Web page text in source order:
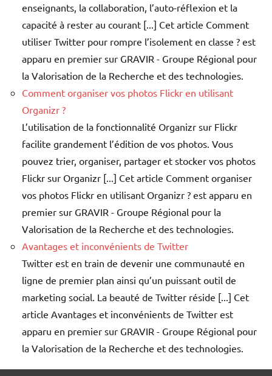
enseignants, la collaboration, l’auto-réflexion et la
capacité à rester au courant [...] Cet article Comment
utiliser Twitter pour rompre l’isolement en classe ? est
apparu en premier sur GRAVIR - Groupe Régional pour
la Valorisation de la Recherche et des technologies.
Comment organiser vos photos Flickr en utilisant
Organizr ?
L’utilisation de la fonctionnalité Organizr sur Flickr
facilite grandement l’édition de vos photos. Vous
pouvez trier, organiser, partager et stocker vos photos
Flickr sur Organizr [...] Cet article Comment organiser
vos photos Flickr en utilisant Organizr ? est apparu en
premier sur GRAVIR - Groupe Régional pour la
Valorisation de la Recherche et des technologies.
Avantages et inconvénients de Twitter
Twitter est en train de devenir une communauté en
ligne de premier plan ainsi qu’un puissant outil de
marketing social. La beauté de Twitter réside [...] Cet
article Avantages et inconvénients de Twitter est
apparu en premier sur GRAVIR - Groupe Régional pour
la Valorisation de la Recherche et des technologies.